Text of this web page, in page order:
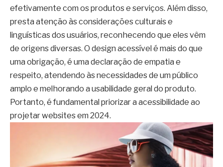
efetivamente com os produtos e serviços. Além disso,
presta atenção às considerações culturais e
linguísticas dos usuários, reconhecendo que eles vêm
de origens diversas. O design acessível é mais do que
uma obrigação, é uma declaração de empatia e
respeito, atendendo às necessidades de um público
amplo e melhorando a usabilidade geral do produto.
Portanto, é fundamental priorizar a acessibilidade ao
projetar websites em 2024.